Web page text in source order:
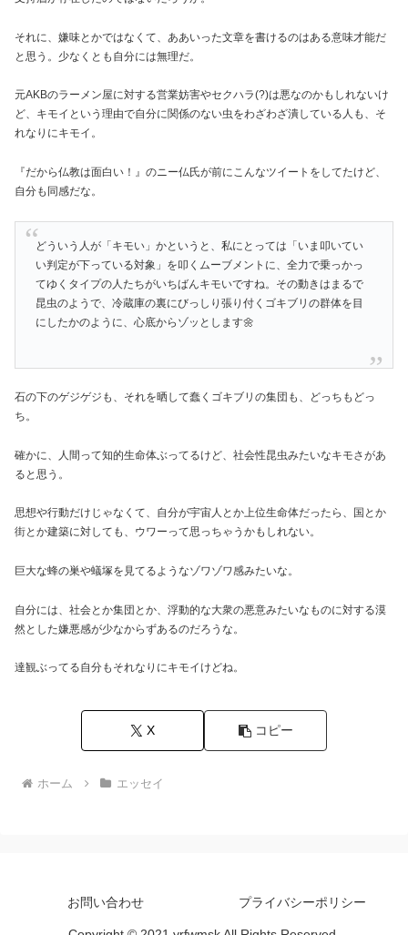
それに、嫌味とかではなくて、ああいった文章を書けるのはある意味才能だ
と思う。少なくとも自分には無理だ。
元AKBのラーメン屋に対する営業妨害やセクハラ(?)は悪なのかもしれないけ
ど、キモイという理由で自分に関係のない虫をわざわざ潰している人も、そ
れなりにキモイ。
『だから仏教は面白い！』のニー仏氏が前にこんなツイートをしてたけど、
自分も同感だな。
どういう人が「キモい」かというと、私にとっては「いま叩いてい
い判定が下っている対象」を叩くムーブメントに、全力で乗っかっ
てゆくタイプの人たちがいちばんキモいですね。その動きはまるで
昆虫のようで、冷蔵庫の裏にびっしり張り付くゴキブリの群体を目
にしたかのように、心底からゾッとします🌼
石の下のゲジゲジも、それを晒して蠢くゴキブリの集団も、どっちもどっ
ち。
確かに、人間って知的生命体ぶってるけど、社会性昆虫みたいなキモさがあ
ると思う。
思想や行動だけじゃなくて、自分が宇宙人とか上位生命体だったら、国とか
街とか建築に対しても、ウワーって思っちゃうかもしれない。
巨大な蜂の巣や蟻塚を見てるようなゾワゾワ感みたいな。
自分には、社会とか集団とか、浮動的な大衆の悪意みたいなものに対する漠
然とした嫌悪感が少なからずあるのだろうな。
達観ぶってる自分もそれなりにキモイけどね。
X コピー
ホーム エッセイ
お問い合わせ プライバシーポリシー